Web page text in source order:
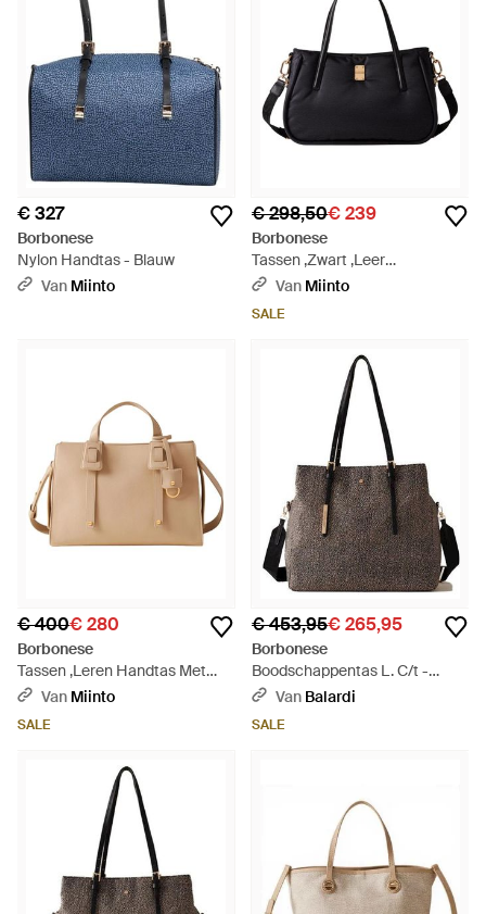
€ 327
Borbonese
Nylon Handtas - Blauw
Van Miinto
€ 298,50€ 239
Borbonese
Tassen ,Zwart ,Leer
Handtassen - Zwart
Van Miinto
SALE
€ 400€ 280
Borbonese
Tassen ,Leren Handtas Met
Verstelbare Band En Bedel -
Van Miinto
SALE
€ 453,95€ 265,95
Borbonese
Boodschappentas L. C/t -
Zwart
Van Balardi
SALE